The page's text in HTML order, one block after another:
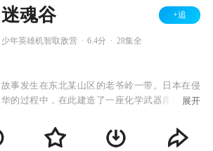
迷魂谷 +追
少年英雄机智取敌营 6.4分 28集全
故事发生在东北某山区的老爷岭一带。日本在侵
华的过程中，在此建造了一座化学武器库。日本
屯，小喜子等几个孩子侥幸脱线，加入了抗联队
伍。其后，这些孩子多次寻找日军的化学武器库
展开